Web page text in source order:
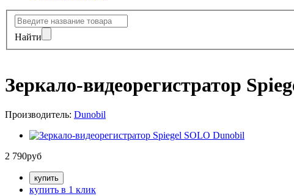
Найти
Зеркало-видеорегистратор
Производитель: Dunobil
2 790руб
купить в 1 клик